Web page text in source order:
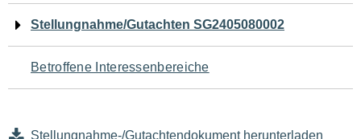
Navigation
für
den
Seiteninhalt
Stellungnahme/Gutachten SG2405080002
Betroffene Interessenbereiche
Stellungnahme-/Gutachtendokument herunterladen